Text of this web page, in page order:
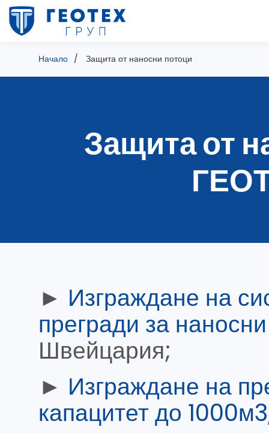
Начало Защита от наносни потоци
Защита от
► Изграждане на
прегради за
Швейцария;
► Изграждане на
капацитет до 1000м3